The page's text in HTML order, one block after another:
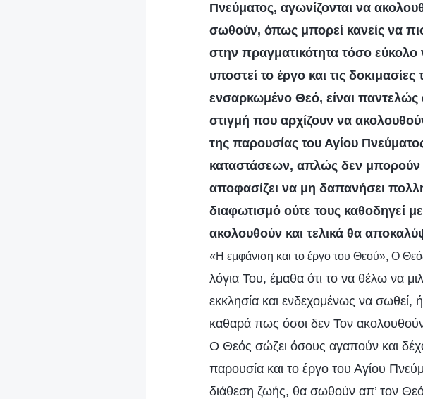
Πνεύματος, αγωνίζονται να
σωθούν, όπως μπορεί κανείς να
στην πραγματικότητα τόσο
υποστεί το έργο και τις
ενσαρκωμένο Θεό, είναι
στιγμή που αρχίζουν να
της παρουσίας του Αγίου
καταστάσεων, απλώς δεν μπορούν
αποφασίζει να μη δαπανήσει
διαφωτισμό ούτε τους καθοδηγεί
ακολουθούν και τελικά θα
«Η εμφάνιση και το έργο του Θεού», Ο
λόγια Του, έμαθα ότι το να θέλω να
εκκλησία και ενδεχομένως να σωθεί,
καθαρά πως όσοι δεν Τον ακολουθούν
Ο Θεός σώζει όσους αγαπούν και
παρουσία και το έργο του Αγίου
διάθεση ζωής, θα σωθούν απ’ τον Θεό